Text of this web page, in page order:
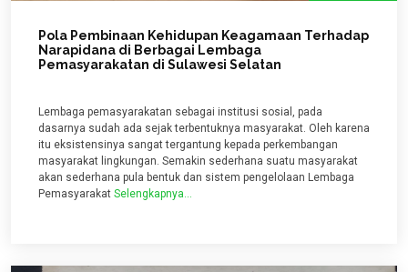
Pola Pembinaan Kehidupan Keagamaan Terhadap
Narapidana di Berbagai Lembaga
Pemasyarakatan di Sulawesi Selatan
Lembaga pemasyarakatan sebagai institusi sosial, pada
dasarnya sudah ada sejak terbentuknya masyarakat. Oleh karena
itu eksistensinya sangat tergantung kepada perkembangan
masyarakat lingkungan. Semakin sederhana suatu masyarakat
akan sederhana pula bentuk dan sistem pengelolaan Lembaga
Pemasyarakat Selengkapnya...